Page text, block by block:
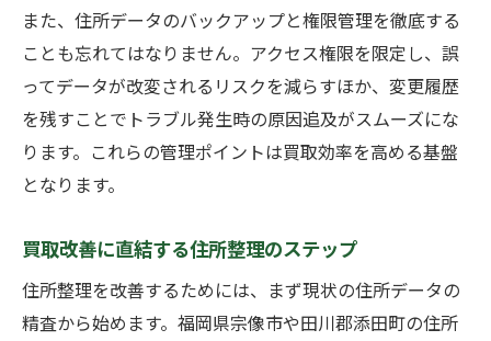
また、住所データのバックアップと権限管理を徹底する
ことも忘れてはなりません。アクセス権限を限定し、誤
ってデータが改変されるリスクを減らすほか、変更履歴
を残すことでトラブル発生時の原因追及がスムーズにな
ります。これらの管理ポイントは買取効率を高める基盤
となります。
買取改善に直結する住所整理のステップ
住所整理を改善するためには、まず現状の住所データの
精査から始めます。福岡県宗像市や田川郡添田町の住所